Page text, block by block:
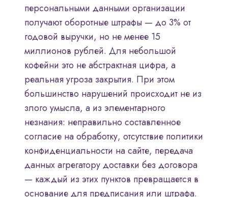
персональными данными организации
получают оборотные штрафы — до 3% от
годовой выручки, но не менее 15
миллионов рублей. Для небольшой
кофейни это не абстрактная цифра, а
реальная угроза закрытия. При этом
большинство нарушений происходит не из
злого умысла, а из элементарного
незнания: неправильно составленное
согласие на обработку, отсутствие политики
конфиденциальности на сайте, передача
данных агрегатору доставки без договора
— каждый из этих пунктов превращается в
основание для предписания или штрафа.